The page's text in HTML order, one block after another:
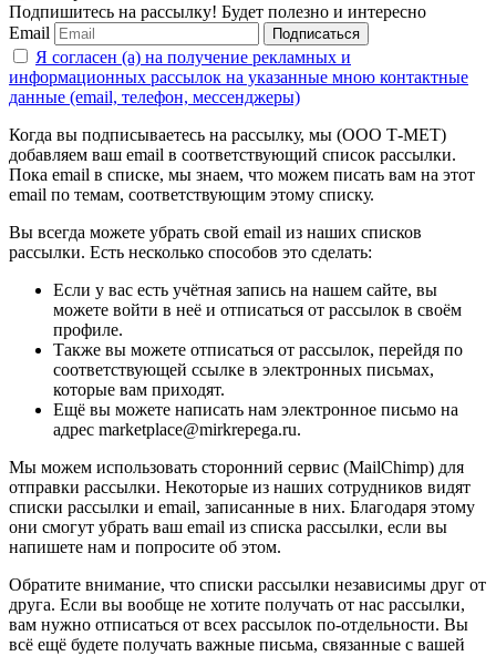
Подпишитесь на рассылку! Будет полезно и интересно
Email
Подписаться
Я согласен (а) на получение рекламных и
информационных рассылок на указанные мною контактные
данные (email, телефон, мессенджеры)
Когда вы подписываетесь на рассылку, мы (ООО Т-МЕТ)
добавляем ваш email в соответствующий список рассылки.
Пока email в списке, мы знаем, что можем писать вам на этот
email по темам, соответствующим этому списку.
Вы всегда можете убрать свой email из наших списков
рассылки. Есть несколько способов это сделать:
Если у вас есть учётная запись на нашем сайте, вы
можете войти в неё и отписаться от рассылок в своём
профиле.
Также вы можете отписаться от рассылок, перейдя по
соответствующей ссылке в электронных письмах,
которые вам приходят.
Ещё вы можете написать нам электронное письмо на
адрес marketplace@mirkrepega.ru.
Мы можем использовать сторонний сервис (MailChimp) для
отправки рассылки. Некоторые из наших сотрудников видят
списки рассылки и email, записанные в них. Благодаря этому
они смогут убрать ваш email из списка рассылки, если вы
напишете нам и попросите об этом.
Обратите внимание, что списки рассылки независимы друг от
друга. Если вы вообще не хотите получать от нас рассылки,
вам нужно отписаться от всех рассылок по-отдельности. Вы
всё ещё будете получать важные письма, связанные с вашей